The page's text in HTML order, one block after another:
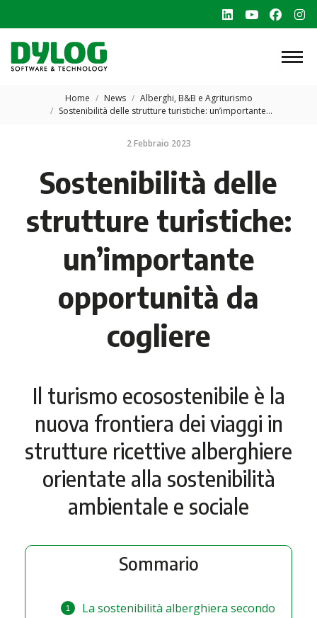
Linkedin
new
YouTube
opensopens
Tu sei qui:Home News
Alberghi, B&B e Agriturismo
Sostenibilità delle strutture turistiche: un’importante…
2 Febbraio 2023
Sostenibilità delle
strutture turistiche:
un’importante
opportunità da
cogliere
Il turismo ecosostenibile è la
nuova frontiera dei viaggi in
strutture ricettive alberghiere
orientate alla sostenibilità
ambientale e sociale
Sommario
La sostenibilità alberghiera secondo